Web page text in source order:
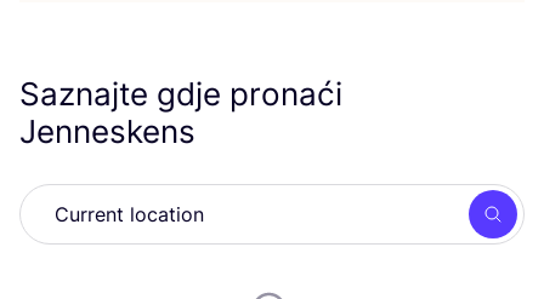
Saznajte gdje pronaći
Jenneskens